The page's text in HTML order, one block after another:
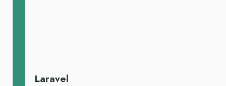
Laravel